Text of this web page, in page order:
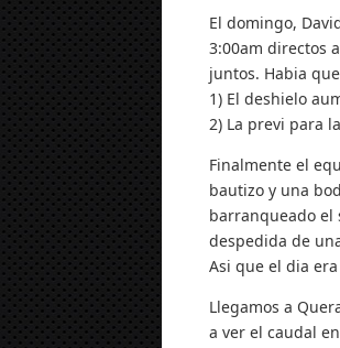
El domingo,
3:00am directos
juntos. Habia
1) El deshielo
2) La previ para
Finalmente el
bautizo y una
barranqueado el
despedida de
Asi que el dia
Llegamos a
a ver el caudal